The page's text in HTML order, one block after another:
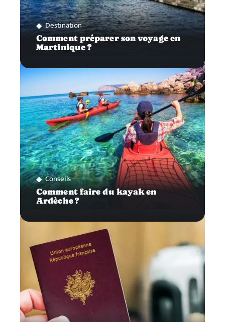
Destination
Comment préparer son voyage en
Martinique ?
Conseils
Comment faire du kayak en
Ardèche ?